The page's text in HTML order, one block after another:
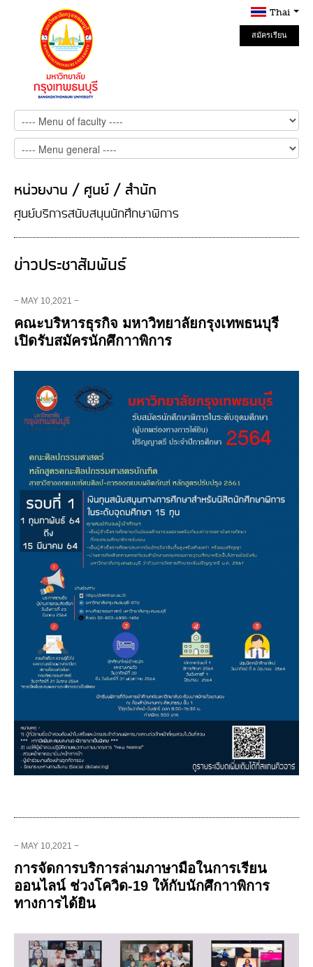
Thai
สมัครเรียน
Online
หน่วยงาน / ศูนย์ / สำนัก
ศูนย์บริการสนับสนุนนักศึกษาพิการ
ข่าวประชาสัมพันธ์
− MAY 10,2021 −
คณะบริหารธุรกิจ มหาวิทยาลัยกรุงเทพธนบุรี
เปิดรับสมัครนักศึกาาพิการ
− MAY 10,2021 −
การจัดการบริการล่ามภาษามือในการเรียน
ออนไลน์ ช่วงโควิด-19 ให้กับนักศึกาาพิการ
ทางการได้ยิน